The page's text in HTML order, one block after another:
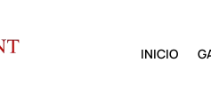
INICIO